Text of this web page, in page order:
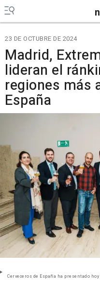
23 DE OCTUBRE DE 2024
Madrid,
lideran el
regiones más
España
Cerveceros de España ha presentado